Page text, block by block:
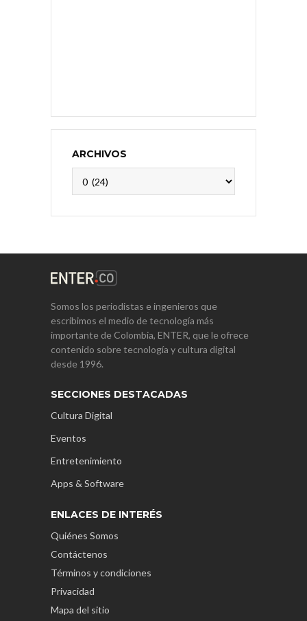
ARCHIVOS
Somos los periodistas e ingenieros que
escribimos el medio de tecnología más
importante de Colombia, ENTER, que le ofrece
contenido sobre tecnología y cultura digital
desde 1996.
SECCIONES DESTACADAS
Cultura Digital
Eventos
Entretenimiento
Apps & Software
ENLACES DE INTERÉS
Quiénes Somos
Contáctenos
Términos y condiciones
Privacidad
Mapa del sitio